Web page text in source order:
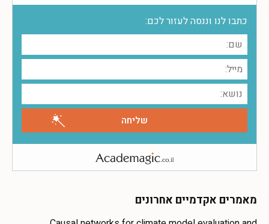
כתבו לנו וננסה לעזור לכם:
מאמרים אקדמיים אחרונים